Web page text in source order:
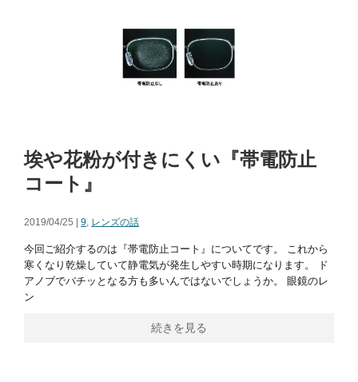
埃や花粉が付きにくい『帯電防止
コート』
2019/04/25 | 9, レンズの話
今回ご紹介するのは『帯電防止コート』についてです。 これから
寒くなり乾燥していて静電気が発生しやすい時期になります。 ド
アノブでバチッとなる方も多いんではないでしょうか。 眼鏡のレ
ン
続きを見る